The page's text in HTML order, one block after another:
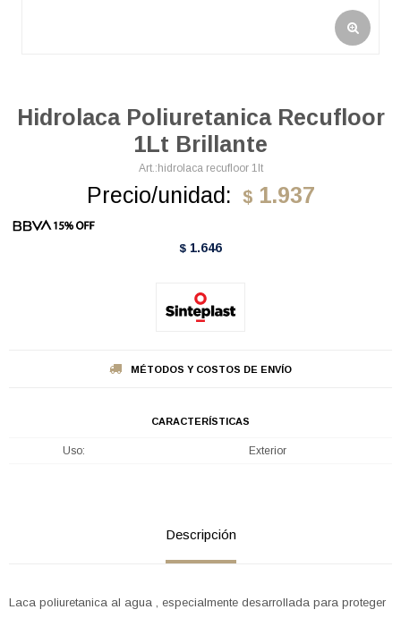
Hidrolaca Poliuretanica Recufloor
1Lt Brillante
hidrolaca recufloor 1lt
Precio/unidad: $ 1.937
$ 1.646
MÉTODOS Y COSTOS DE ENVÍO
CARACTERÍSTICAS
Uso Exterior
Descripción
Laca poliuretanica al agua , especialmente desarrollada para proteger